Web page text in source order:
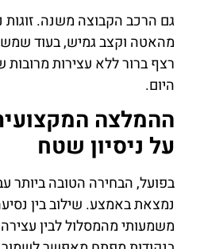
גם הרכב הקבוצה משנה. זוגות
מהאטה וקצב גמיש, בעוד
רצף ברור ללא עצירות
היום.
ההמלצה
על ניסיון שטח
בפועל, הבחירה הטובה ביותר
נמצאת באמצע. שילוב בין
משמעותי מהמסלול לבין